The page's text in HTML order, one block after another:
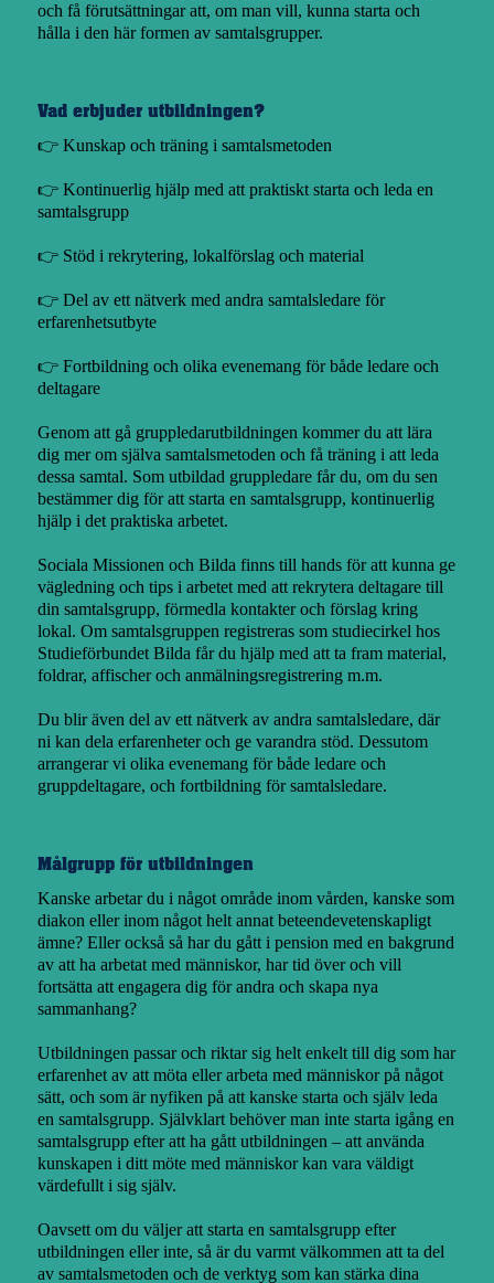
och få förutsättningar att, om man vill, kunna starta och
hålla i den här formen av samtalsgrupper.
Vad erbjuder utbildningen?
👉 Kunskap och träning i samtalsmetoden
👉 Kontinuerlig hjälp med att praktiskt starta och leda en
samtalsgrupp
👉 Stöd i rekrytering, lokalförslag och material
👉 Del av ett nätverk med andra samtalsledare för
erfarenhetsutbyte
👉 Fortbildning och olika evenemang för både ledare och
deltagare
Genom att gå gruppledarutbildningen kommer du att lära
dig mer om själva samtalsmetoden och få träning i att leda
dessa samtal. Som utbildad gruppledare får du, om du sen
bestämmer dig för att starta en samtalsgrupp, kontinuerlig
hjälp i det praktiska arbetet.
Sociala Missionen och Bilda finns till hands för att kunna ge
vägledning och tips i arbetet med att rekrytera deltagare till
din samtalsgrupp, förmedla kontakter och förslag kring
lokal. Om samtalsgruppen registreras som studiecirkel hos
Studieförbundet Bilda får du hjälp med att ta fram material,
foldrar, affischer och anmälningsregistrering m.m.
Du blir även del av ett nätverk av andra samtalsledare, där
ni kan dela erfarenheter och ge varandra stöd. Dessutom
arrangerar vi olika evenemang för både ledare och
gruppdeltagare, och fortbildning för samtalsledare.
Målgrupp för utbildningen
Kanske arbetar du i något område inom vården, kanske som
diakon eller inom något helt annat beteendevetenskapligt
ämne? Eller också så har du gått i pension med en bakgrund
av att ha arbetat med människor, har tid över och vill
fortsätta att engagera dig för andra och skapa nya
sammanhang?
Utbildningen passar och riktar sig helt enkelt till dig som har
erfarenhet av att möta eller arbeta med människor på något
sätt, och som är nyfiken på att kanske starta och själv leda
en samtalsgrupp. Självklart behöver man inte starta igång en
samtalsgrupp efter att ha gått utbildningen – att använda
kunskapen i ditt möte med människor kan vara väldigt
värdefullt i sig själv.
Oavsett om du väljer att starta en samtalsgrupp efter
utbildningen eller inte, så är du varmt välkommen att ta del
av samtalsmetoden och de verktyg som kan stärka dina